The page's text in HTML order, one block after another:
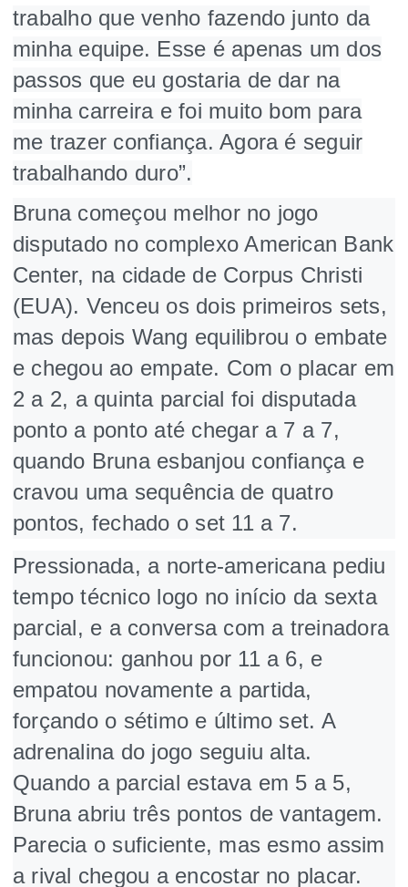
trabalho que venho fazendo junto da
minha equipe. Esse é apenas um dos
passos que eu gostaria de dar na
minha carreira e foi muito bom para
me trazer confiança. Agora é seguir
trabalhando duro”.
Bruna começou melhor no jogo
disputado no complexo American Bank
Center, na cidade de Corpus Christi
(EUA). Venceu os dois primeiros sets,
mas depois Wang equilibrou o embate
e chegou ao empate. Com o placar em
2 a 2, a quinta parcial foi disputada
ponto a ponto até chegar a 7 a 7,
quando Bruna esbanjou confiança e
cravou uma sequência de quatro
pontos, fechado o set 11 a 7.
Pressionada, a norte-americana pediu
tempo técnico logo no início da sexta
parcial, e a conversa com a treinadora
funcionou: ganhou por 11 a 6, e
empatou novamente a partida,
forçando o sétimo e último set. A
adrenalina do jogo seguiu alta.
Quando a parcial estava em 5 a 5,
Bruna abriu três pontos de vantagem.
Parecia o suficiente, mas esmo assim
a rival chegou a encostar no placar.